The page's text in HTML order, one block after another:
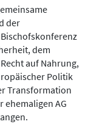
der
dem
auf Nahrung,
Politik
Transformation
ehemaligen AG